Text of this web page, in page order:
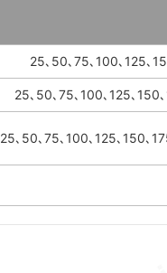
25､50､75､100､125､
25､50､75､100､125､
25､50､75､100､125､150､